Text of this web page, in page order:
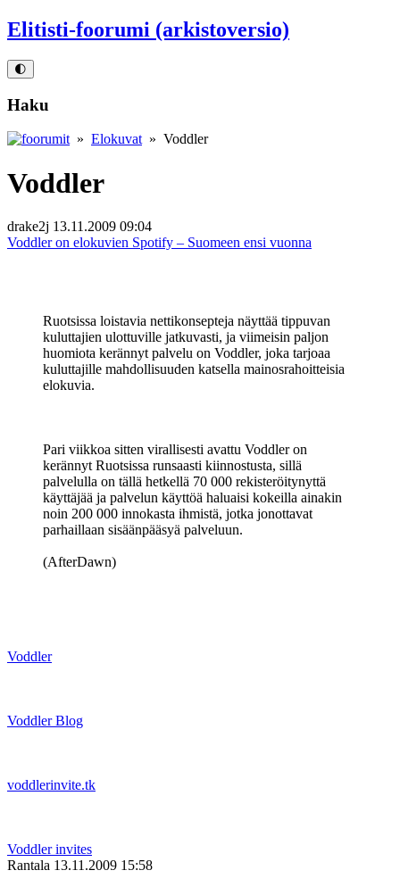
Elitisti-foorumi (arkistoversio)
🌓
Haku
» Elokuvat » Voddler
Voddler
drake2j 13.11.2009 09:04
Voddler on elokuvien Spotify – Suomeen ensi vuonna
Ruotsissa loistavia nettikonsepteja näyttää tippuvan
kuluttajien ulottuville jatkuvasti, ja viimeisin paljon
huomiota kerännyt palvelu on Voddler, joka tarjoaa
kuluttajille mahdollisuuden katsella mainosrahoitteisia
elokuvia.
Pari viikkoa sitten virallisesti avattu Voddler on
kerännyt Ruotsissa runsaasti kiinnostusta, sillä
palvelulla on tällä hetkellä 70 000 rekisteröitynyttä
käyttäjää ja palvelun käyttöä haluaisi kokeilla ainakin
noin 200 000 innokasta ihmistä, jotka jonottavat
parhaillaan sisäänpääsyä palveluun.
(AfterDawn)
Voddler
Voddler Blog
voddlerinvite.tk
Voddler invites
Rantala 13.11.2009 15:58